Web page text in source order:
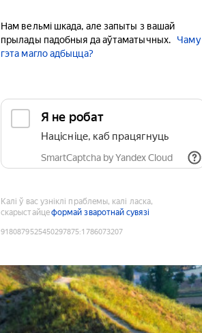
Нам вельмі шкада, але запыты з вашай
прылады падобныя да аўтаматычных.
Чаму
гэта магло адбыцца?
Я не робат
Націсніце, каб працягнуць
SmartCaptcha by Yandex Cloud
Калі ў вас узніклі праблемы, калі ласка,
скарыстайцеформай зваротнай сувязі
9180879525450297875:1786073207